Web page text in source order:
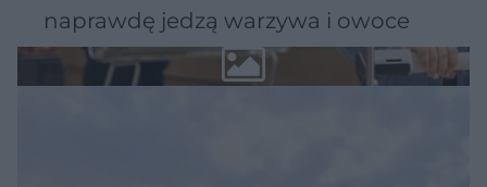
naprawdę jedzą warzywa i owoce